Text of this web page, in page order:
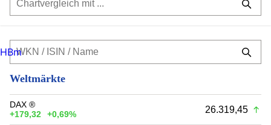
Weltmärkte
DAX ®
+179,32
+0,69% 26.319,45
HBm